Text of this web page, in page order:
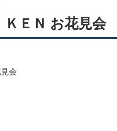
ＥＮ お花見会
会